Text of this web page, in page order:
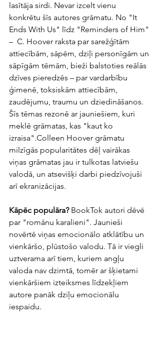
lasītāja sirdi. Nevar izcelt vienu
konkrētu šīs autores grāmatu. No "It
Ends With Us" līdz "Reminders of Him"
–  C. Hoover raksta par sarežģītām
attiecībām, sāpēm, dziļi personīgām un
sāpīgām tēmām, bieži balstoties reālās
dzīves pieredzēs – par vardarbību
ģimenē, toksiskām attiecībām,
zaudējumu, traumu un dziedināšanos.
Šīs tēmas rezonē ar jauniešiem, kuri
meklē grāmatas, kas "kaut ko
izraisa".Colleen Hoover grāmatu
milzīgās popularitātes dēļ vairākas
viņas grāmatas jau ir tulkotas latviešu
valodā, un atsevišķi darbi piedzīvojuši
arī ekranizācijas.
Kāpēc populāra? BookTok autori dēvē
par "romānu karalieni". Jaunieši
novērtē viņas emocionālo atklātību un
vienkāršo, plūstošo valodu. Tā ir viegli
uztverama arī tiem, kuriem angļu
valoda nav dzimtā, tomēr ar šķietami
vienkāršiem izteiksmes līdzekļiem
autore panāk dziļu emocionālu
iespaidu.